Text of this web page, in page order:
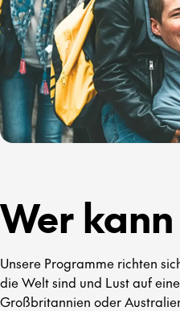
Wer
Unsere Programme richten
die Welt sind und Lust auf
Großbritannien oder